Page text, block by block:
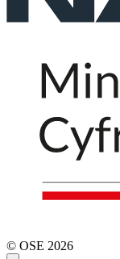
© OSE 2026